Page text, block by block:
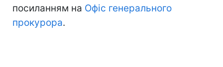
посиланням на Офіс генерального
прокурора.